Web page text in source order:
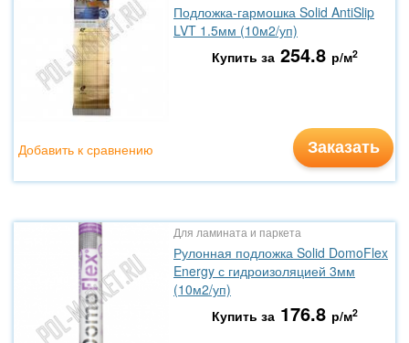
Подложка-гармошка Solid AntiSlip
LVT 1.5мм (10м2/уп)
Купить за 254.8 р/м2
Заказать
Добавить к сравнению
Для ламината и паркета
Рулонная подложка Solid DomoFlex
Energy с гидроизоляцией 3мм
(10м2/уп)
Купить за 176.8 р/м2